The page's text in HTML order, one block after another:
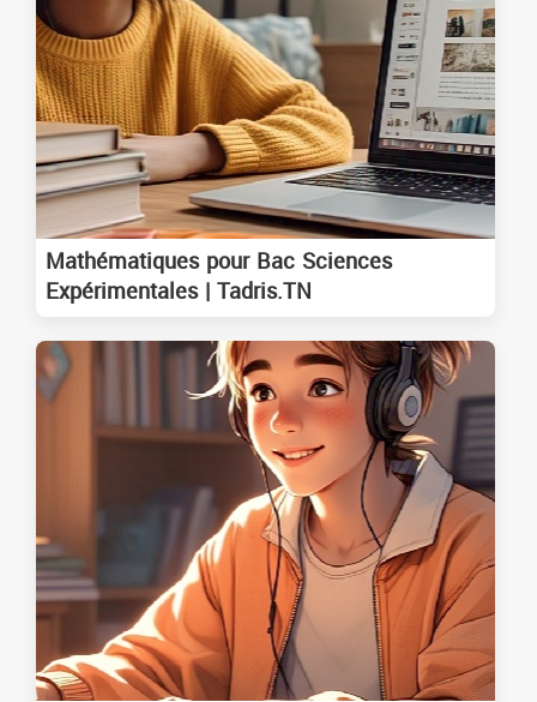
Mathématiques pour Bac Sciences
Expérimentales | Tadris.TN